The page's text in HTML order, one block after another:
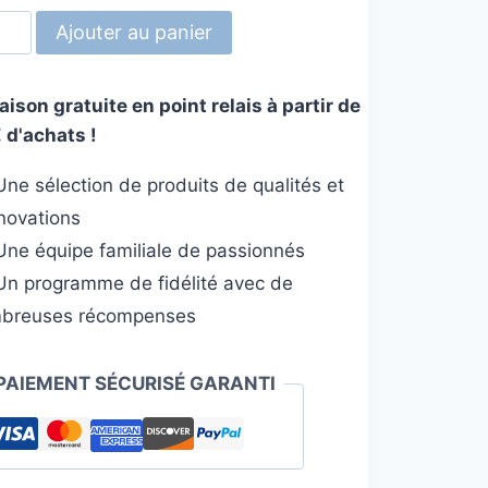
Ajouter au panier
gratuite en point relais à partir de
d'achats !
sélection de produits de qualités et
équipe familiale de passionnés
programme de fidélité avec de
récompenses
SÉCURISÉ GARANTI